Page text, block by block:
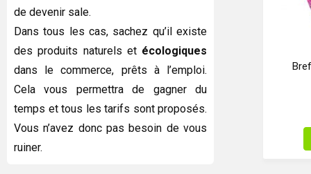
de devenir sale.
Dans tous les cas, sachez qu’il existe
des produits naturels et écologiques
dans le commerce, prêts à l’emploi.
Cela vous permettra de gagner du
temps et tous les tarifs sont proposés.
Vous n’avez donc pas besoin de vous
ruiner.